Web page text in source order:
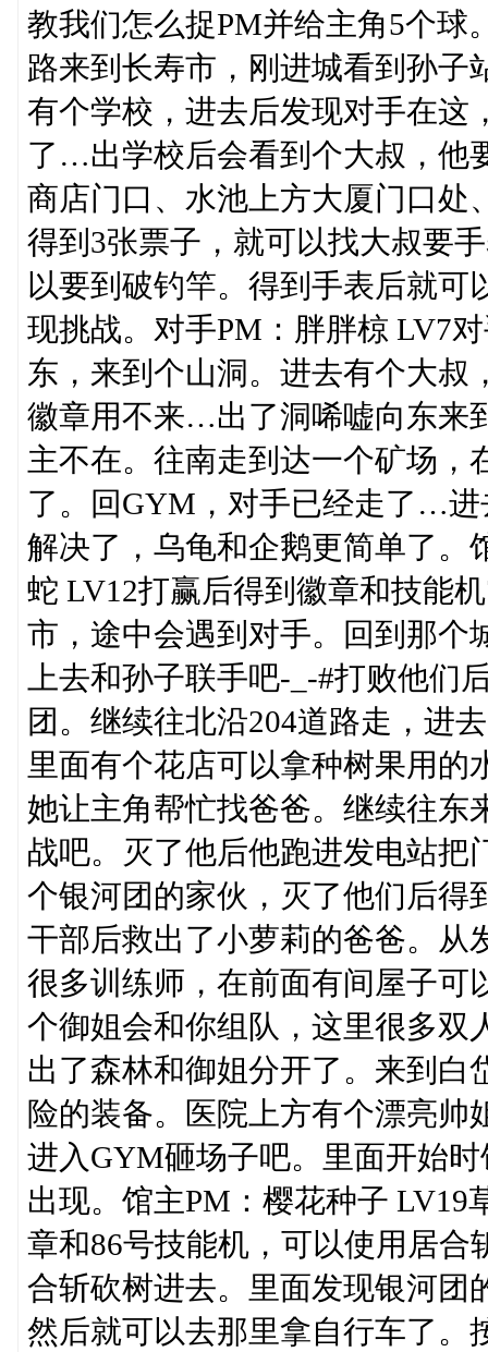
教我们怎么捉PM并给主角5个球
路来到长寿市，刚进城看到孙子
有个学校，进去后发现对手在这
了…出学校后会看到个大叔，他
商店门口、水池上方大厦门口处
得到3张票子，就可以找大叔要
以要到破钓竿。得到手表后就
现挑战。对手PM：胖胖椋 LV7
东，来到个山洞。进去有个大叔
徽章用不来…出了洞唏嘘向东来
主不在。往南走到达一个矿场，
了。回GYM，对手已经走了…
解决了，乌龟和企鹅更简单了。
蛇 LV12打赢后得到徽章和技能
市，途中会遇到对手。回到那个
上去和孙子联手吧-_-#打败他们
团。继续往北沿204道路走，进
里面有个花店可以拿种树果用的
她让主角帮忙找爸爸。继续往东
战吧。灭了他后他跑进发电站把
个银河团的家伙，灭了他们后得
干部后救出了小萝莉的爸爸。从
很多训练师，在前面有间屋子可
个御姐会和你组队，这里很多双
出了森林和御姐分开了。来到白
险的装备。医院上方有个漂亮帅
进入GYM砸场子吧。里面开始
出现。馆主PM：樱花种子 LV19
章和86号技能机，可以使用居
合斩砍树进去。里面发现银河团
然后就可以去那里拿自行车了。